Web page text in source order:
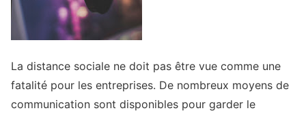
La distance sociale ne doit pas être vue comme une
fatalité pour les entreprises. De nombreux moyens de
communication sont disponibles pour garder le